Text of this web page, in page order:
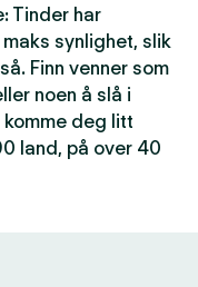
Tinder har
synlighet, slik
Finn venner som
noen å slå i
deg litt
land, på over 40